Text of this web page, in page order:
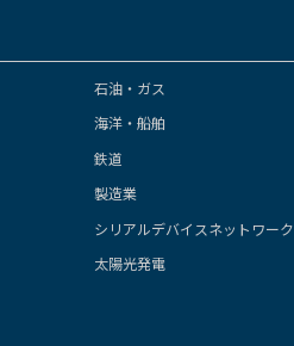
石油・ガス
海洋・船舶
鉄道
製造業
シリアルデバイスネットワーク
太陽光発電